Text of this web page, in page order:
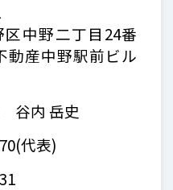
中野二丁目24番
動産中野駅前ビル
谷内 岳史
代表)